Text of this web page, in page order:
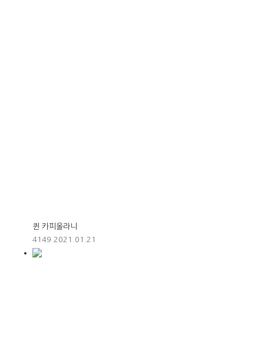
퀸 카피올라니
4149 2021.01.21